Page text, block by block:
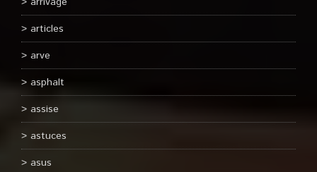
articles
arve
asphalt
assise
astuces
asus